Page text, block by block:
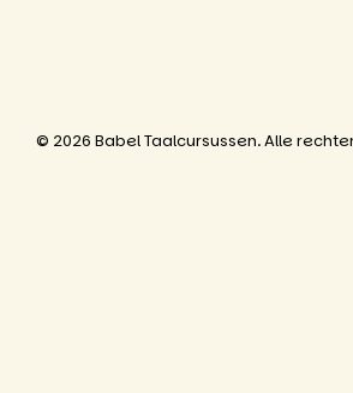
© 2026 Babel Taalcursussen. Alle